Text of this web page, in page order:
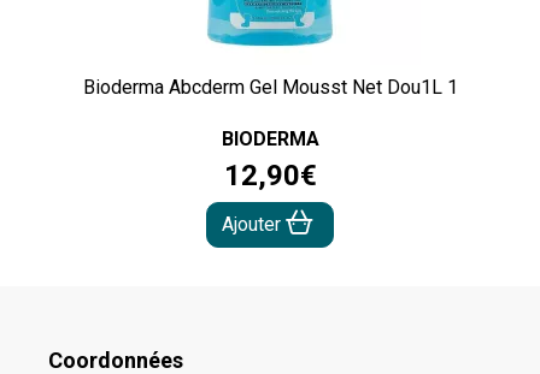
Bioderma Abcderm Gel Mousst Net Dou1L 1
BIODERMA
12,90€
Ajouter
Coordonnées